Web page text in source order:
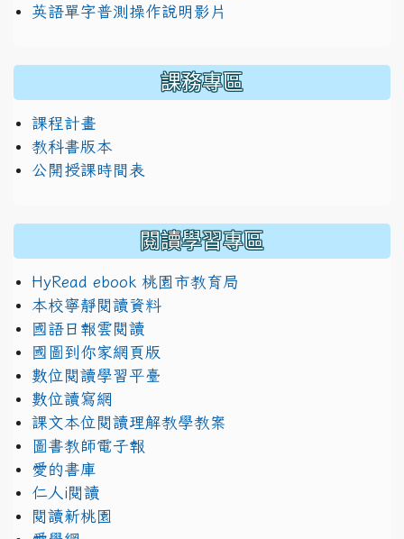
英語單字普測操作說明影片
課務專區
課程計畫
教科書版本
公開授課時間表
閱讀學習專區
HyRead ebook 桃園市教育局
本校寧靜閱讀資料
國語日報雲閱讀
國圖到你家網頁版
數位閱讀學習平臺
數位讀寫網
課文本位閱讀理解教學教案
圖書教師電子報
愛的書庫
仁人i閱讀
閱讀新桃園